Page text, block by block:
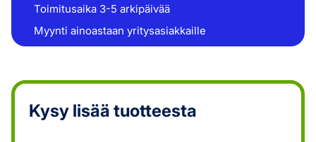
Toimitusaika 3-5 arkipäivää
Myynti ainoastaan yritysasiakkaille
Kysy lisää tuotteesta